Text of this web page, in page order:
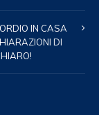
IN CASA
DI